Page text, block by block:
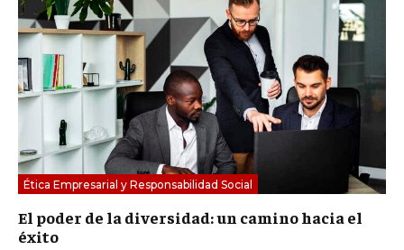
Ética Empresarial y Responsabilidad Social
El poder de la diversidad: un camino hacia el
éxito